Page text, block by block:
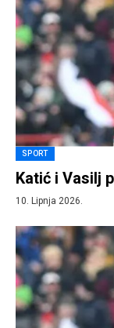
SPORT
Katić i Vasilj
10. Lipnja 2026.